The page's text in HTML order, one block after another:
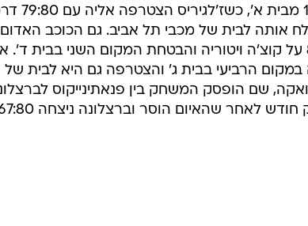
הפתיעה עם 74:78 על קאזאן ועלתה
אותה לבית של מכבי תל אביב. גם הכוכב האדום
תהיה בבית של הצהובים, אחרי ניצחון 82:90 על קוצ'ה ויטוריה והבטחת המקום השני בבית
זאגרב, סיימה במקום הרביעי בבית ג' והצטרפה גם היא לבית של
שם הופסק המשחק בין פנאתינייקוס
שהאיום הוסר וברצלונה ניצחה 67:80.